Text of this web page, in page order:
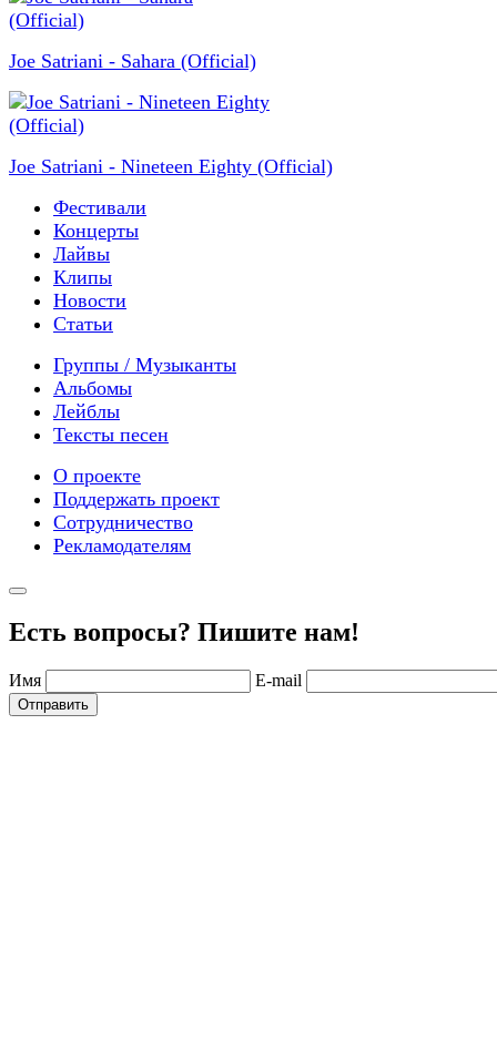
Joe Satriani - Sahara (Official)
Joe Satriani - Nineteen Eighty (Official)
Фестивали
Концерты
Лайвы
Клипы
Новости
Статьи
Группы / Музыканты
Альбомы
Лейблы
Тексты песен
О проекте
Поддержать проект
Сотрудничество
Рекламодателям
Есть вопросы? Пишите нам!
Имя E-mail